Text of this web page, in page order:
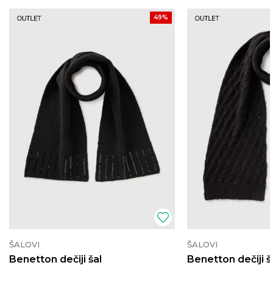
49%
ŠALOVI
Benetton dečiji šal
ŠALOVI
Benetton dečiji